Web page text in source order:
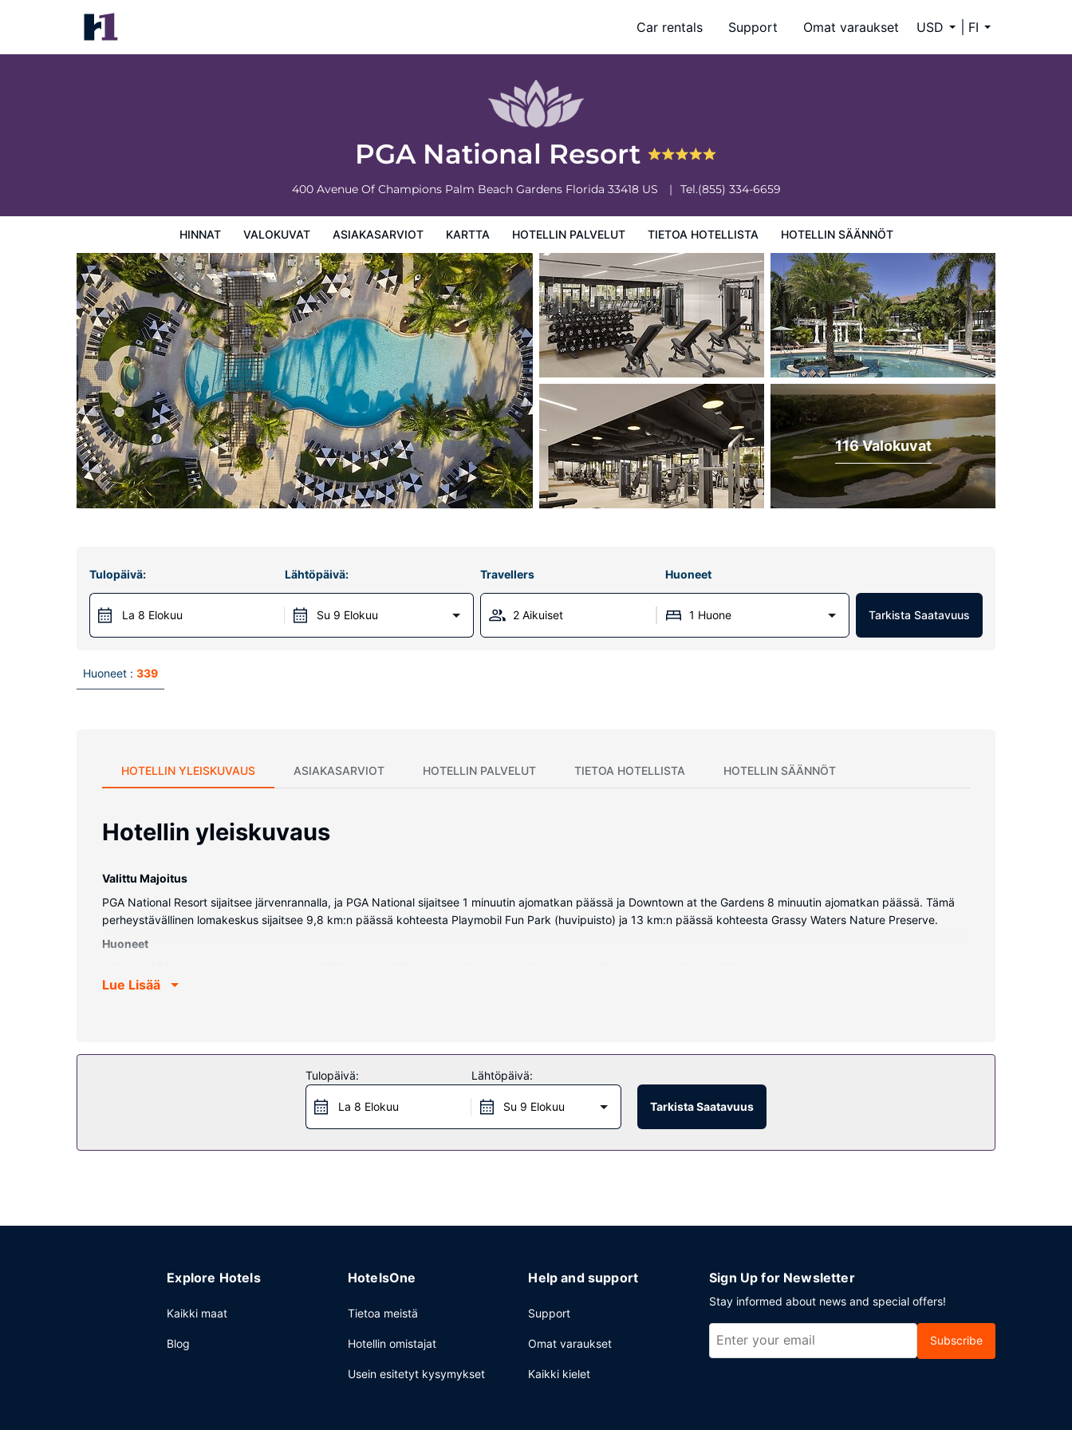
Car rentals Support Omat varaukset USD FI
PGA National Resort
400 Avenue Of Champions Palm Beach Gardens Florida 33418 US Tel.(855) 334-6659
HINNAT VALOKUVAT ASIAKASARVIOT KARTTA HOTELLIN PALVELUT TIETOA HOTELLISTA HOTELLIN SÄÄNNÖT
PGA National Resort
Hinnat
116 Valokuvat
Tulopäivä:
La 8 Elokuu
Lähtöpäivä:
Su 9 Elokuu
Travellers Huoneet
2 Aikuiset 1 Huone Tarkista Saatavuus
Huoneet : 339
HOTELLIN YLEISKUVAUS ASIAKASARVIOT HOTELLIN PALVELUT TIETOA HOTELLISTA HOTELLIN SÄÄNNÖT
Hotellin yleiskuvaus
Valittu Majoitus
PGA National Resort sijaitsee järvenrannalla, ja PGA National sijaitsee 1 minuutin ajomatkan päässä ja Downtown at the Gardens 8 minuutin ajomatkan päässä. Tämä
perheystävällinen lomakeskus sijaitsee 9,8 km:n päässä kohteesta Playmobil Fun Park (huvipuisto) ja 13 km:n päässä kohteesta Grassy Waters Nature Preserve.
Huoneet
kalustettu parveke tai terassi. Mukavuuksiin kuuluu kaapelikanavat sekä ilmainen langaton internetyhteys. Kylpyhuoneesta löytyy suihkun ja kylpyammeen
ja kokeilla sen jälkeen palveluihin kuuluvaa 2 ulkouima-allasta. Tämän lomakeskuksen palveluihin kuuluu muun muassa ilmainen langaton internetyhteys, concierge-
palvelut ja pelihalli/-huone. Hyödynnä ilmaiset kuljetukset 5 mailia säteellä.
Nauti ruoista lomakeskuksen ravintolassa nimeltä The Butcher’s Club, joka on yksi majoituspaikan 4 ravintolasta. Palveluihin kuuluu myös huonepalvelu (rajoitettuina
aikoina) ja kahvila. Käytössäsi on allasbaari sekä 2 baaria. Maksullinen täysi aamiainen tarjotaan päivittäin klo 7.00–11.00.
Lue Lisää
Tulopäivä:
La 8 Elokuu
Lähtöpäivä:
Su 9 Elokuu Tarkista Saatavuus
Explore Hotels
Kaikki maat
Blog
HotelsOne
Tietoa meistä
Hotellin omistajat
Usein esitetyt kysymykset
Help and support
Support
Omat varaukset
Kaikki kielet
Sign Up for Newsletter
Stay informed about news and special offers!
Subscribe